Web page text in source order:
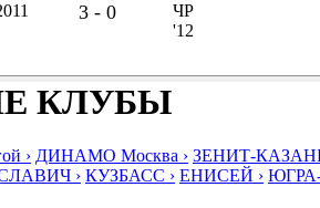
3 - 0
ЧР
'12
КЛУБЫ
› ДИНАМО Москва › ЗЕНИТ-
› КУЗБАСС › ЕНИСЕЙ ›